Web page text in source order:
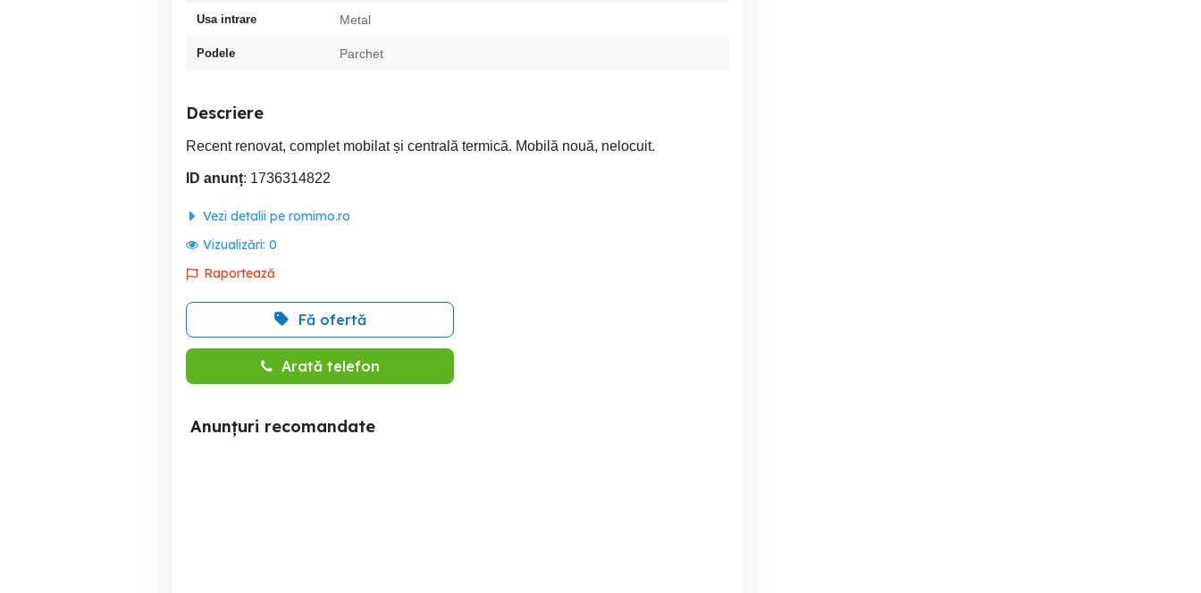
Usa intrare Metal
Podele Parchet
Descriere
Recent renovat, complet mobilat și centrală termică. Mobilă nouă, nelocuit.
ID anunț: 1736314822
Vezi detalii pe romimo.ro
Vizualizări: 0
Raportează
Fă ofertă
Arată telefon
Anunțuri recomandate